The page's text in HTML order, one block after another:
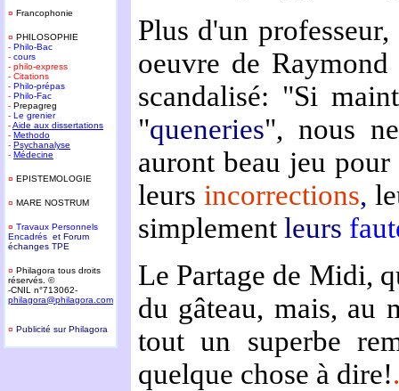
¤ Francophonie
¤ PHILOSOPHIE
- Philo-Bac
- cours
- philo-express
- Citations
- Philo-prépas
- Philo-Fac
- Prepagreg
- Le grenier
-Aide aux dissertations
- Methodo
- Psychanalyse
- Médecine
¤ EPISTEMOLOGIE
¤ MARE NOSTRUM
¤ Travaux Personnels
Encadrés et Forum
échanges TPE
¤ Philagora tous droits
réservés. ©
-CNIL n°713062-
philagora@philagora.com
¤ Publicité sur Philagora
Plus d'un
oeuvre de
scandalisé: "Si
"queneries", nous
auront beau jeu
leurs incorrections,
simplement leurs
Le Partage de Midi,
du gâteau, mais,
tout un superbe
quelque chose à dire!